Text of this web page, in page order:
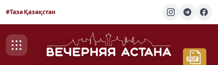
#Таза Қазақстан